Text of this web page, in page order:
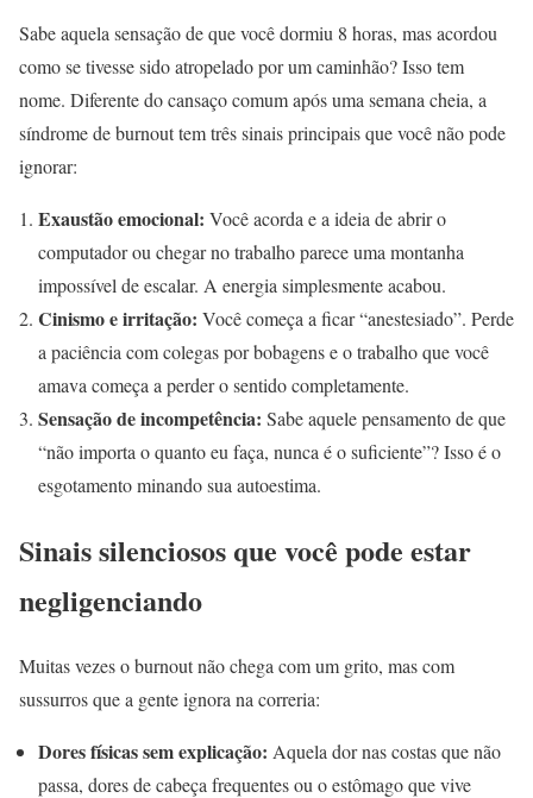
Sabe aquela sensação de que você dormiu 8 horas, mas acordou
como se tivesse sido atropelado por um caminhão? Isso tem
nome. Diferente do cansaço comum após uma semana cheia, a
síndrome de burnout tem três sinais principais que você não pode
ignorar:
Exaustão emocional: Você acorda e a ideia de abrir o
computador ou chegar no trabalho parece uma montanha
impossível de escalar. A energia simplesmente acabou.
Cinismo e irritação: Você começa a ficar “anestesiado”. Perde
a paciência com colegas por bobagens e o trabalho que você
amava começa a perder o sentido completamente.
Sensação de incompetência: Sabe aquele pensamento de que
“não importa o quanto eu faça, nunca é o suficiente”? Isso é o
esgotamento minando sua autoestima.
Sinais silenciosos que você pode estar
negligenciando
Muitas vezes o burnout não chega com um grito, mas com
sussurros que a gente ignora na correria:
Dores físicas sem explicação: Aquela dor nas costas que não
passa, dores de cabeça frequentes ou o estômago que vive